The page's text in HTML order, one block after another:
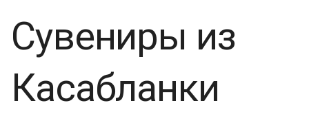
Сувениры из
Касабланки